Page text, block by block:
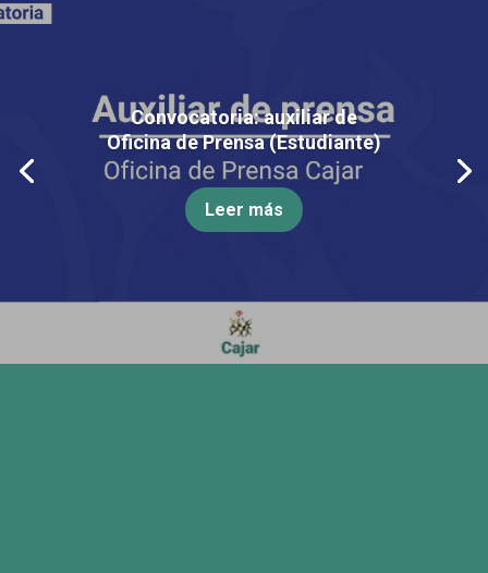
Convocatoria: auxiliar de
Oficina de Prensa (Estudiante)
Leer más